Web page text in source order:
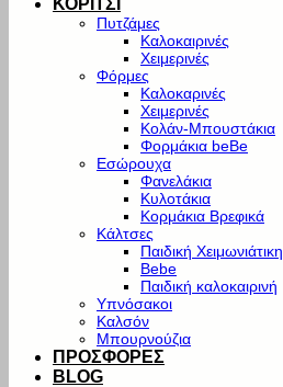
ΚΟΡΙΤΣΙ
Πυτζάμες
Καλοκαιρινές
Χειμερινές
Φόρμες
Καλοκαρινές
Χειμερινές
Κολάν-Μπουστάκια
Φορμάκια beBe
Εσώρουχα
Φανελάκια
Κυλοτάκια
Κορμάκια Βρεφικά
Κάλτσες
Παιδική Χειμωνιάτικη
Bebe
Παιδική καλοκαιρινή
Υπνόσακοι
Καλσόν
Μπουρνούζια
ΠΡΟΣΦΟΡΕΣ
BLOG